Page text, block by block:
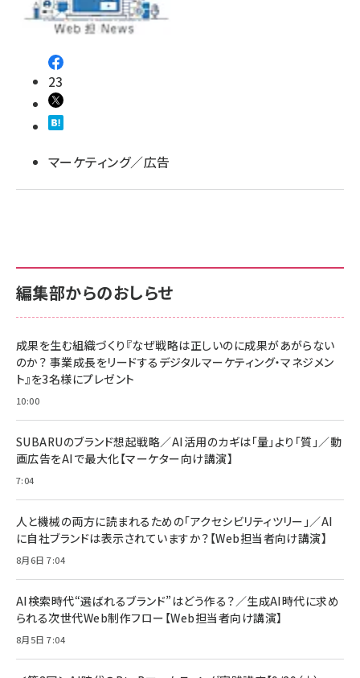
23
マーケティング／広告
編集部からのおしらせ
成果を生む組織づくり『なぜ戦略は正しいのに成果があがらない
のか？ 事業成長をリードするデジタルマーケティング・マネジメン
ト』を3名様にプレゼント
10:00
SUBARUのブランド想起戦略／AI活用のカギは「量」より「質」／動
画広告をAIで最大化【マーケター向け講演】
7:04
人と機械の両方に読まれるための「アクセシビリティツリー」／AI
に自社ブランドは表示されていますか？【Web担当者向け講演】
8月6日 7:04
AI検索時代“選ばれるブランド”はどう作る？／生成AI時代に求め
られる次世代Web制作フロー【Web担当者向け講演】
8月5日 7:04